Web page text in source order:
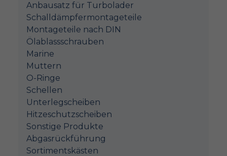
Anbausatz für Turbolader
Schalldämpfermontageteile
Montageteile nach DIN
Ölablassschrauben
Marine
Muttern
O-Ringe
Schellen
Unterlegscheiben
Hitzeschutzscheiben
Sonstige Produkte
Abgasrückführung
Sortimentskästen